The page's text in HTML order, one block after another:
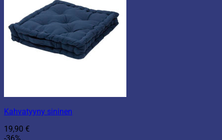
Kahvatyyny sininen
19,90 €